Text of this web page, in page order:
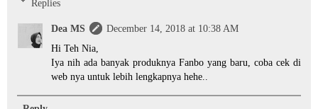
Replies
Dea MS
December 14, 2018 at 10:38 AM
Hi Teh Nia,
Iya nih ada banyak produknya Fanbo yang baru, coba cek di
web nya untuk lebih lengkapnya hehe..